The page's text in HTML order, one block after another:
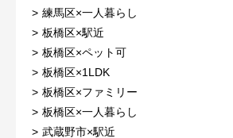
練馬区×一人暮らし
板橋区×駅近
板橋区×ペット可
板橋区×1LDK
板橋区×ファミリー
板橋区×一人暮らし
武蔵野市×駅近